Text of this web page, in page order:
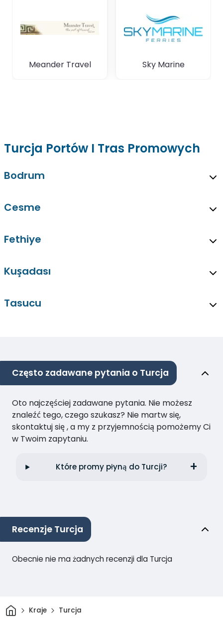
Meander Travel Sky Marine
Turcja Portów I Tras Promowych
Bodrum
Cesme
Fethiye
Kuşadası
Tasucu
Często zadawane pytania o Turcja
Oto najczęściej zadawane pytania. Nie możesz
znaleźć tego, czego szukasz? Nie martw się,
skontaktuj się , a my z przyjemnością pomożemy Ci
w Twoim zapytaniu.
Które promy płyną do Turcji?
Recenzje Turcja
Obecnie nie ma żadnych recenzji dla Turcja
DomKraje Turcja